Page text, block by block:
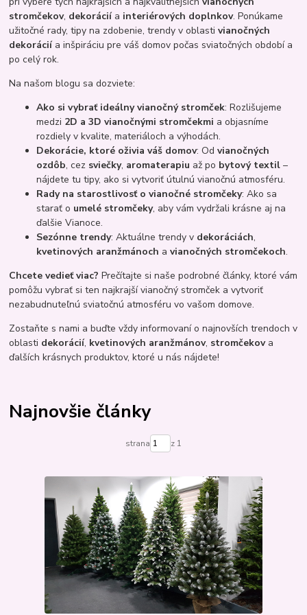
stromčekov, dekoráciía interiérových doplnkov. Ponúkame
užitočné rady, tipy na zdobenie, trendy v oblastivianočných
dekoráciía inšpiráciu pre váš domov počas sviatočných období a
po celý rok.
Na našom blogu sa dozviete:
Ako si vybrať ideálny vianočný stromček: Rozlišujeme
medzi 2D a 3D vianočnými stromčekmi a objasníme
rozdiely v kvalite, materiáloch a výhodách.
Dekorácie, ktoré oživia váš domov: Odvianočných
ozdôb, cez sviečky, aromaterapiu až po bytový textil –
nájdete tu tipy, ako si vytvoriť útulnú vianočnú atmosféru.
Rady na starostlivosť o vianočné stromčeky: Ako sa
starať o umelé stromčeky, aby vám vydržali krásne aj na
ďalšie Vianoce.
Sezónne trendy: Aktuálne trendy v dekoráciách,
kvetinových aranžmánoch avianočných stromčekoch.
Chcete vedieť viac? Prečítajte si naše podrobné články, ktoré vám
pomôžu vybrať si ten najkrajší vianočný stromček a vytvoriť
nezabudnuteľnú sviatočnú atmosféru vo vašom domove.
Zostaňte s nami a buďte vždy informovaní o najnovších trendoch v
oblasti dekorácií, kvetinových aranžmánov, stromčekova
ďalších krásnych produktov, ktoré u nás nájdete!
Najnovšie články
strana z 1